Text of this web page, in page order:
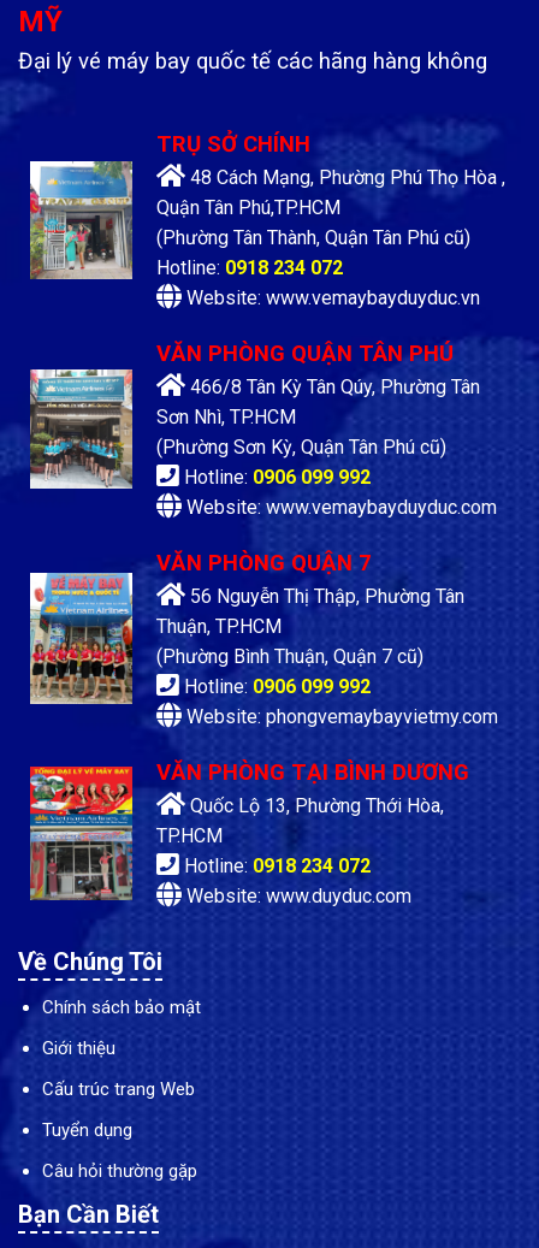
MỸ
Đại lý vé máy bay quốc tế các hãng hàng không
TRỤ SỞ CHÍNH
48 Cách Mạng, Phường Phú Thọ Hòa ,
Quận Tân Phú,TP.HCM
(Phường Tân Thành, Quận Tân Phú cũ)
Hotline: 0918 234 072
Website: www.vemaybayduyduc.vn
VĂN PHÒNG QUẬN TÂN PHÚ
466/8 Tân Kỳ Tân Qúy, Phường Tân
Sơn Nhì, TP.HCM
(Phường Sơn Kỳ, Quận Tân Phú cũ)
Hotline: 0906 099 992
Website: www.vemaybayduyduc.com
VĂN PHÒNG QUẬN 7
56 Nguyễn Thị Thập, Phường Tân
Thuận, TP.HCM
(Phường Bình Thuận, Quận 7 cũ)
Hotline: 0906 099 992
Website: phongvemaybayvietmy.com
VĂN PHÒNG TẠI BÌNH DƯƠNG
Quốc Lộ 13, Phường Thới Hòa,
TP.HCM
Hotline: 0918 234 072
Website: www.duyduc.com
Về Chúng Tôi
Chính sách bảo mật
Giới thiệu
Cấu trúc trang Web
Tuyển dụng
Câu hỏi thường gặp
Bạn Cần Biết